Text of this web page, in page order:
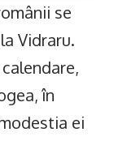
se
Vidraru.
în
ei